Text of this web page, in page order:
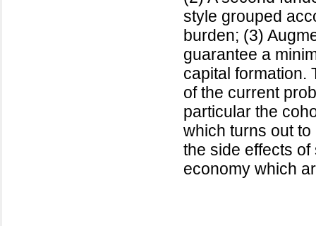
style grouped
burden; (3)
guarantee a
capital formation.
of the current
particular the
which turns out
the side effects
economy which